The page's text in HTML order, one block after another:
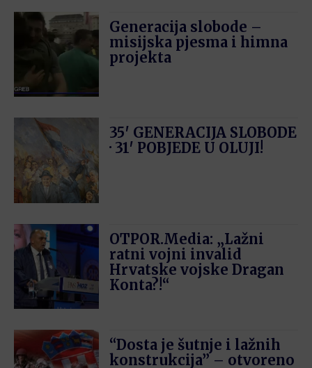
Generacija slobode –
misijska pjesma i himna
projekta
35′ GENERACIJA SLOBODE
· 31′ POBJEDE U OLUJI!
OTPOR.Media: „Lažni
ratni vojni invalid
Hrvatske vojske Dragan
Konta?!“
“Dosta je šutnje i lažnih
konstrukcija” – otvoreno